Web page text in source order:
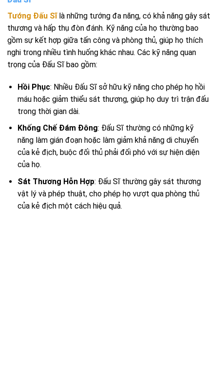
Tướng Đấu Sĩlà những tướng đa năng, có khả năng gây sát
thương và hấp thụ đòn đánh. Kỹ năng của họ thường bao
gồm sự kết hợp giữa tấn công và phòng thủ, giúp họ thích
nghi trong nhiều tình huống khác nhau. Các kỹ năng quan
trọng của Đấu Sĩ bao gồm:
Hồi Phục: Nhiều Đấu Sĩ sở hữu kỹ năng cho phép họ hồi
máu hoặc giảm thiểu sát thương, giúp họ duy trì trận đấu
trong thời gian dài.
Khống Chế Đám Đông: Đấu Sĩ thường có những kỹ
năng làm gián đoạn hoặc làm giảm khả năng di chuyển
của kẻ địch, buộc đối thủ phải đối phó với sự hiện diện
của họ.
Sát Thương Hỗn Hợp: Đấu Sĩ thường gây sát thương
vật lý và phép thuật, cho phép họ vượt qua phòng thủ
của kẻ địch một cách hiệu quả.